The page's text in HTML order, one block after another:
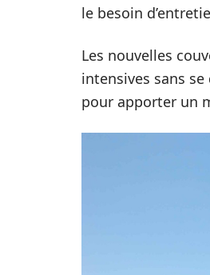
le besoin
Les nouvelles
intensives sans
pour apporter un